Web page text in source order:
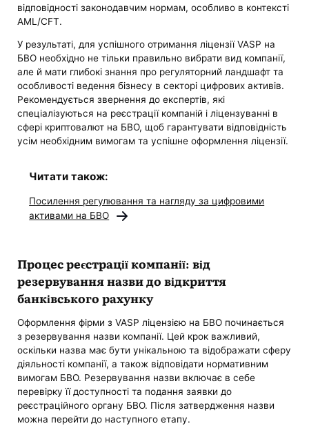
відповідності законодавчим нормам, особливо в контексті
AML/CFT.
У результаті, для успішного отримання ліцензії VASP на
БВО необхідно не тільки правильно вибрати вид компанії,
але й мати глибокі знання про регуляторний ландшафт та
особливості ведення бізнесу в секторі цифрових активів.
Рекомендується звернення до експертів, які
спеціалізуються на реєстрації компаній і ліцензуванні в
сфері криптовалют на БВО, щоб гарантувати відповідність
усім необхідним вимогам та успішне оформлення ліцензії.
Читати також:
Посилення регулювання та нагляду за цифровими
активами на БВО
Процес реєстрації компанії: від
резервування назви до відкриття
банківського рахунку
Оформлення фірми з VASP ліцензією на БВО починається
з резервування назви компанії. Цей крок важливий,
оскільки назва має бути унікальною та відображати сферу
діяльності компанії, а також відповідати нормативним
вимогам БВО. Резервування назви включає в себе
перевірку її доступності та подання заявки до
реєстраційного органу БВО. Після затвердження назви
можна перейти до наступного етапу.